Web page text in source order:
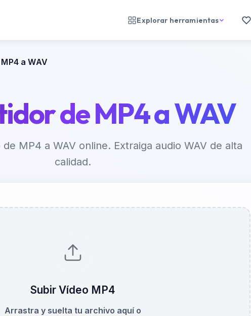
Explorar herramientas
a WAV
de MP4 a WAV
MP4 a WAV online. Extraiga audio WAV de alta
calidad.
Subir Vídeo MP4
Arrastra y suelta tu archivo aquí o